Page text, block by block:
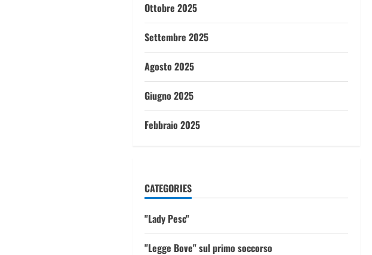
Ottobre 2025
Settembre 2025
Agosto 2025
Giugno 2025
Febbraio 2025
CATEGORIES
"Lady Pesc"
"Legge Bove" sul primo soccorso